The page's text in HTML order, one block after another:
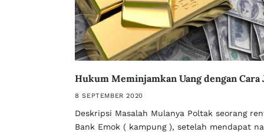
Hukum Meminjamkan Uang dengan Cara
8 SEPTEMBER 2020
Deskripsi Masalah Mulanya Poltak seorang
Bank Emok ( kampung ), setelah mendapat